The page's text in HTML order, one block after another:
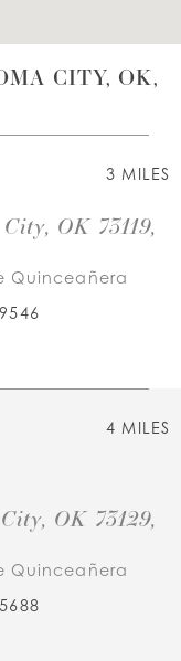
CITY, OK,
3 MILES
OK 73119,
Quinceañera
4 MILES
OK 73129,
Quinceañera